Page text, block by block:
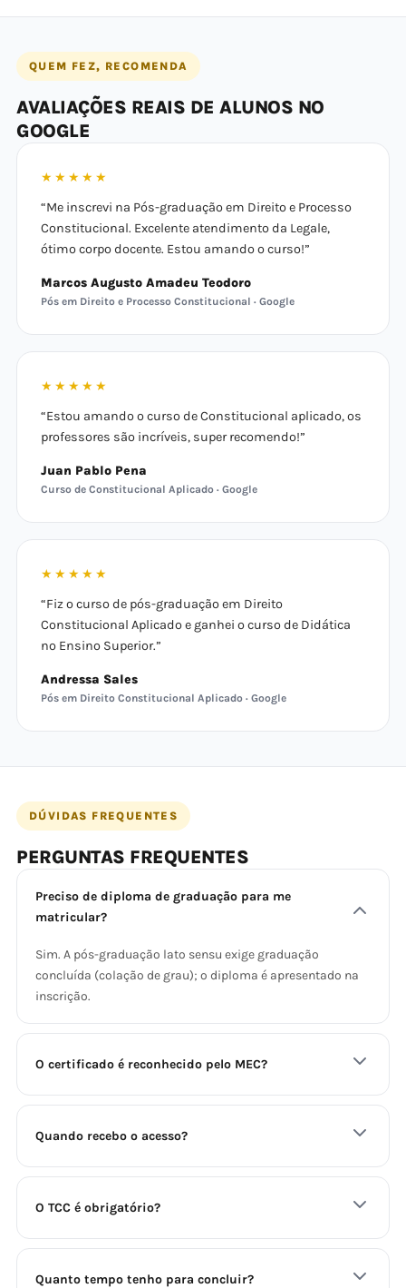
QUEM FEZ, RECOMENDA
AVALIAÇÕES REAIS DE ALUNOS NO
GOOGLE
★★★★★
“Me inscrevi na Pós-graduação em Direito e Processo
Constitucional. Excelente atendimento da Legale,
ótimo corpo docente. Estou amando o curso!”
Marcos Augusto Amadeu Teodoro
Pós em Direito e Processo Constitucional · Google
★★★★★
“Estou amando o curso de Constitucional aplicado, os
professores são incríveis, super recomendo!”
Juan Pablo Pena
Curso de Constitucional Aplicado · Google
★★★★★
“Fiz o curso de pós-graduação em Direito
Constitucional Aplicado e ganhei o curso de Didática
no Ensino Superior.”
Andressa Sales
Pós em Direito Constitucional Aplicado · Google
DÚVIDAS FREQUENTES
PERGUNTAS FREQUENTES
Preciso de diploma de graduação para me
matricular?
Sim. A pós-graduação lato sensu exige graduação
concluída (colação de grau); o diploma é apresentado na
inscrição.
O certificado é reconhecido pelo MEC?
Quando recebo o acesso?
O TCC é obrigatório?
Quanto tempo tenho para concluir?